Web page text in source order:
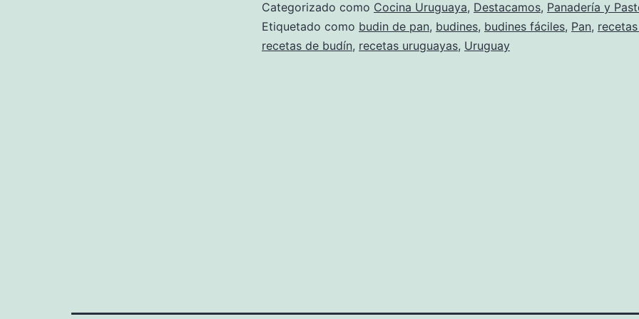
Categorizado como Cocina Uruguaya, Destacamos, Panadería y
Etiquetado como budin de pan, budines, budines fáciles, Pan,
recetas de budín, recetas uruguayas, Uruguay